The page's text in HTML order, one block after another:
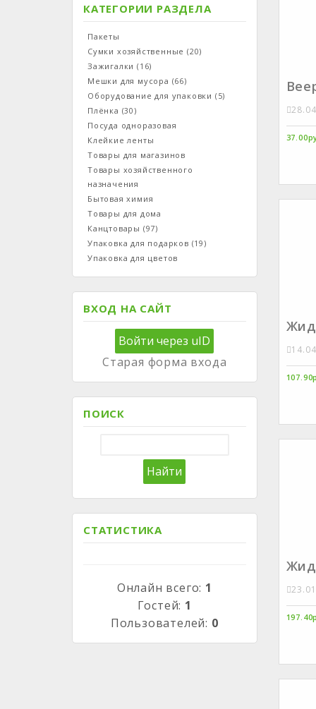
КАТЕГОРИИ РАЗДЕЛА
Пакеты
Сумки хозяйственные (20)
Зажигалки (16)
Мешки для мусора (66)
Оборудование для упаковки (5)
Плёнка (30)
Посуда одноразовая
Клейкие ленты
Товары для магазинов
Товары хозяйственного
назначения
Бытовая химия
Товары для дома
Канцтовары (97)
Упаковка для подарков (19)
Упаковка для цветов
ВХОД НА САЙТ
Войти через uID
Старая форма входа
ПОИСК
СТАТИСТИКА
Онлайн всего: 1
Гостей: 1
Пользователей: 0